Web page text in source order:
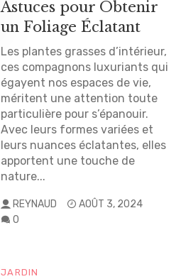
Astuces pour Obtenir
un Foliage Éclatant
Les plantes grasses d’intérieur,
ces compagnons luxuriants qui
égayent nos espaces de vie,
méritent une attention toute
particulière pour s’épanouir.
Avec leurs formes variées et
leurs nuances éclatantes, elles
apportent une touche de
nature...
REYNAUD
AOÛT 3, 2024
0
JARDIN